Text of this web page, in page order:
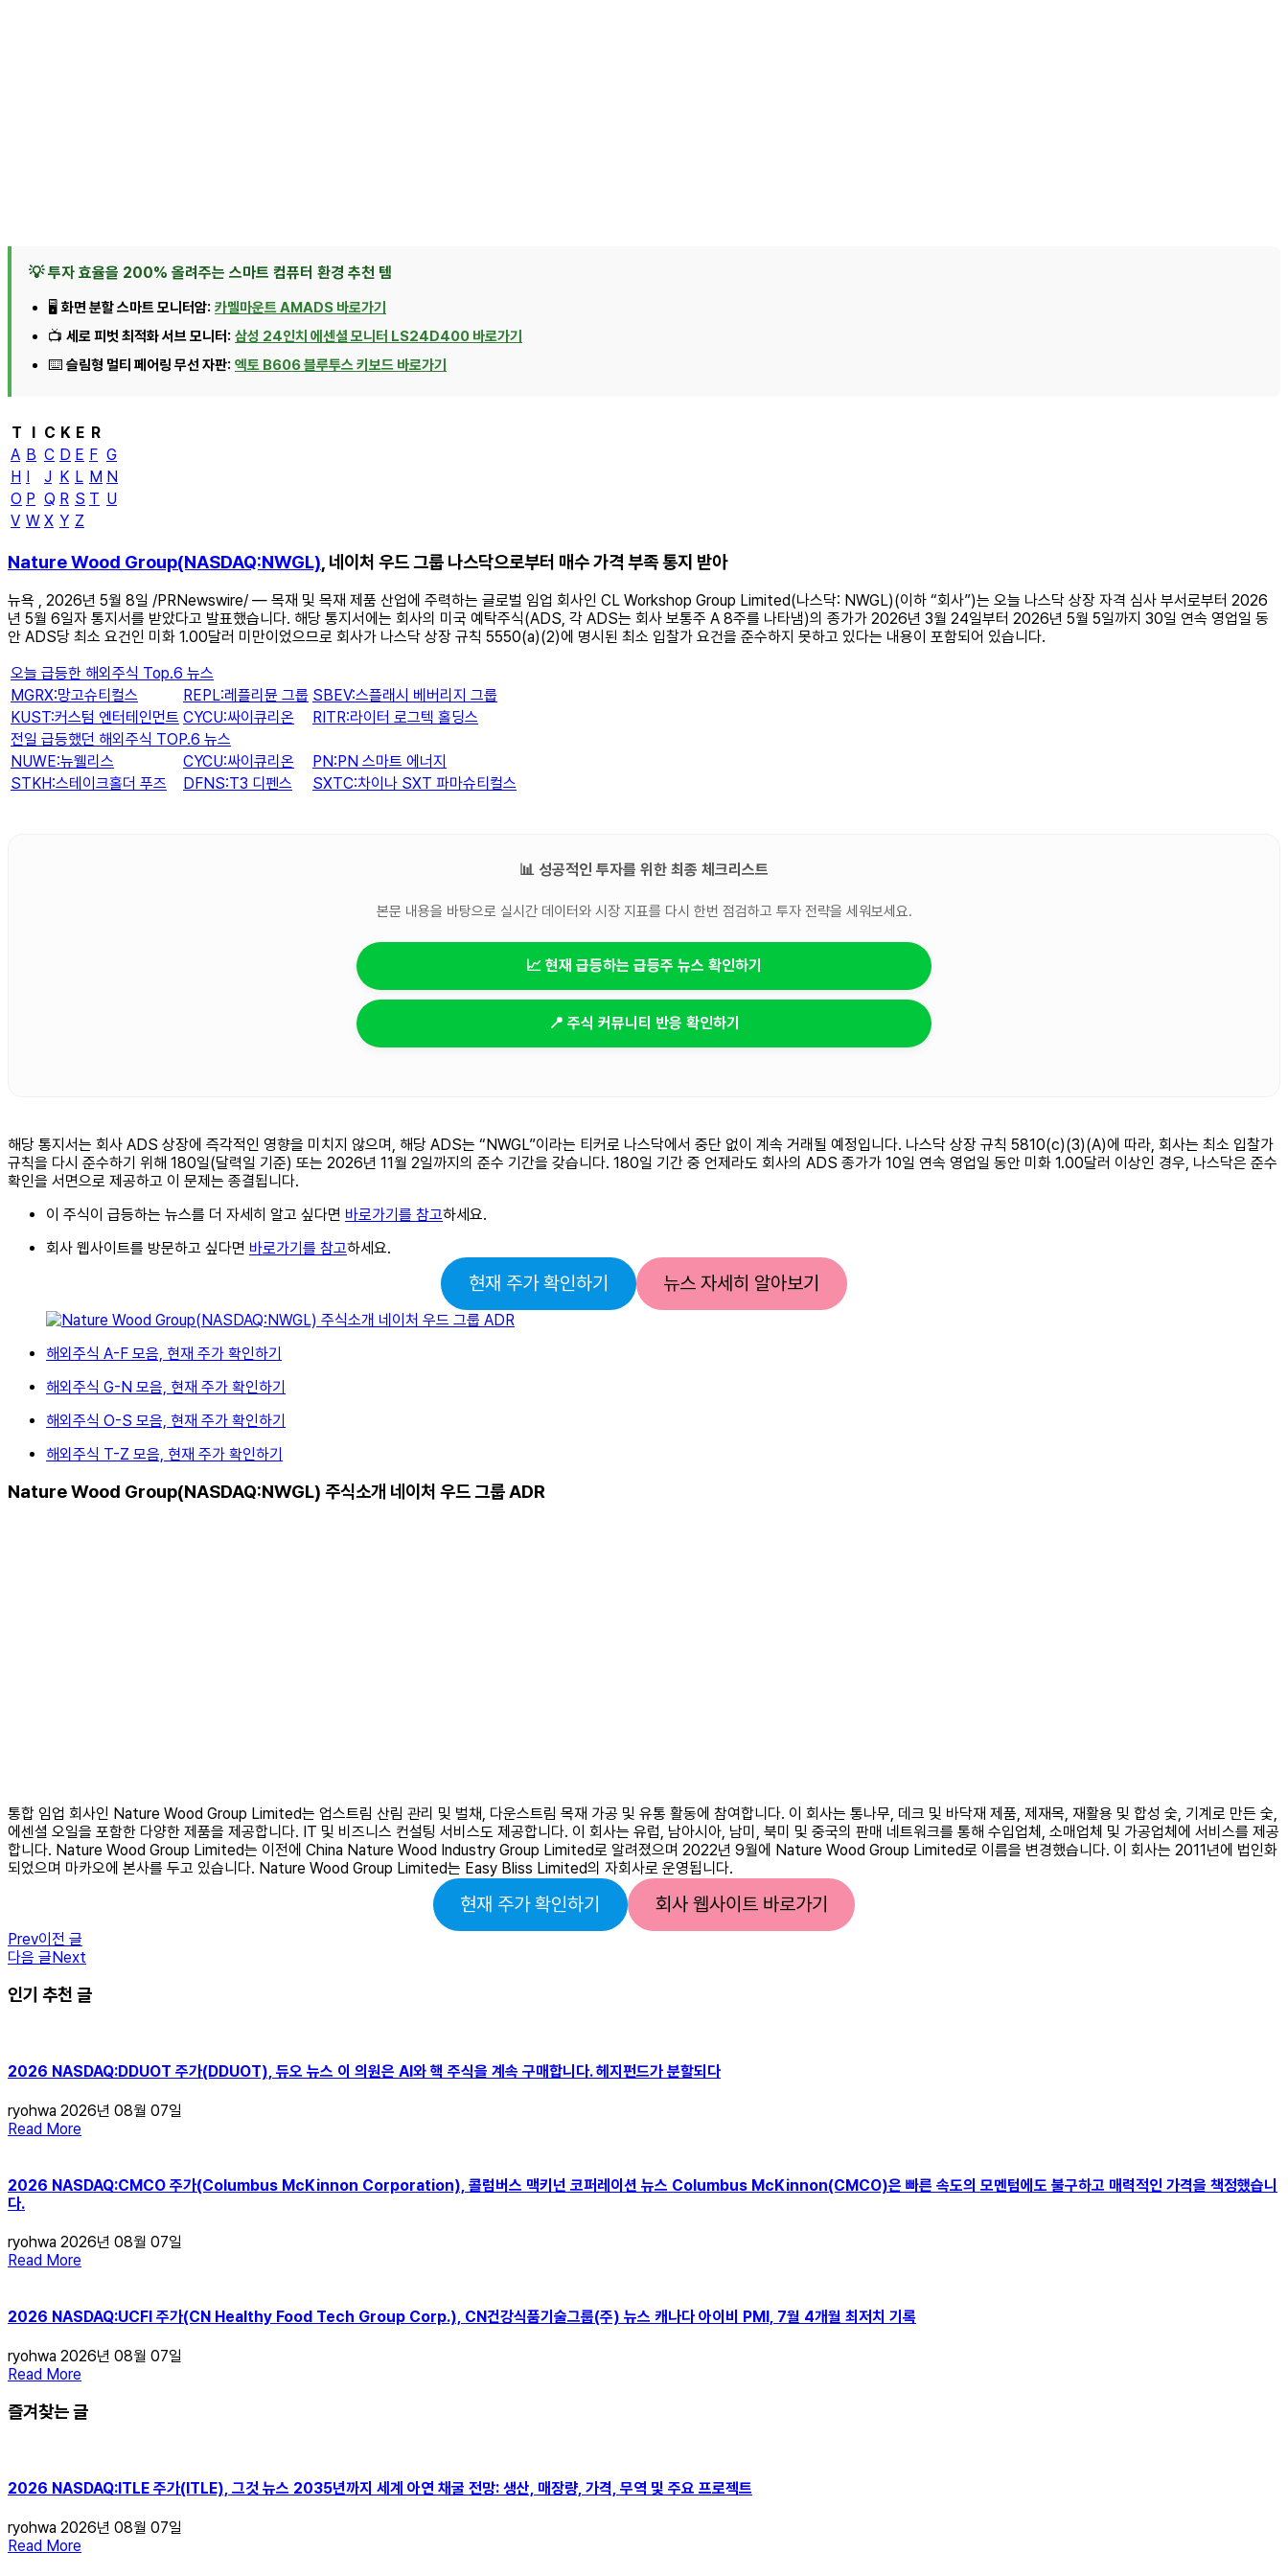
💡 투자 효율을 200% 올려주는 스마트 컴퓨터 환경 추천 템
🖥️ 화면 분할 스마트 모니터암: 카멜마운트 AMADS 바로가기
📺 세로 피벗 최적화 서브 모니터: 삼성 24인치 에센셜 모니터 LS24D400 바로가기
⌨️ 슬림형 멀티 페어링 무선 자판: 엑토 B606 블루투스 키보드 바로가기
T C K E R
A B C D E F G
H
J K L M N
O P Q R S T U
V W X Y Z
Nature Wood Group(NASDAQ:NWGL), 네이처 우드 그룹 나스닥으로부터 매수 가격 부족 통지 받아
뉴욕 , 2026년 5월 8일 /PRNewswire/ — 목재 및 목재 제품 산업에 주력하는 글로벌 임업 회사인 CL Workshop Group Limited(나스닥: NWGL)(이하 “회사”)는 오늘 나스닥 상장 자격 심사 부서로부터 2026
년 5월 6일자 통지서를 받았다고 발표했습니다. 해당 통지서에는 회사의 미국 예탁주식(ADS, 각 ADS는 회사 보통주 A 8주를 나타냄)의 종가가 2026년 3월 24일부터 2026년 5월 5일까지 30일 연속 영업일 동
안 ADS당 최소 요건인 미화 1.00달러 미만이었으므로 회사가 나스닥 상장 규칙 5550(a)(2)에 명시된 최소 입찰가 요건을 준수하지 못하고 있다는 내용이 포함되어 있습니다.
오늘 급등한 해외주식 Top.6 뉴스
MGRX:망고슈티컬스
REPL:레플리뮨 그룹 SBEV:스플래시 베버리지 그룹
KUST:커스텀 엔터테인먼트 CYCU:싸이큐리온
RITR:라이터 로그텍 홀딩스
전일 급등했던 해외주식 TOP.6 뉴스
NUWE:뉴웰리스
CYCU:싸이큐리온
PN:PN 스마트 에너지
STKH:스테이크홀더 푸즈
DFNS:T3 디펜스 SXTC:차이나 SXT 파마슈티컬스
📊 성공적인 투자를 위한 최종 체크리스트
본문 내용을 바탕으로 실시간 데이터와 시장 지표를 다시 한번 점검하고 투자 전략을 세워보세요.
📈 현재 급등하는 급등주 뉴스 확인하기
📍 주식 커뮤니티 반응 확인하기
해당 통지서는 회사 ADS 상장에 즉각적인 영향을 미치지 않으며, 해당 ADS는 “NWGL”이라는 티커로 나스닥에서 중단 없이 계속 거래될 예정입니다. 나스닥 상장 규칙 5810(c)(3)(A)에 따라, 회사는 최소 입찰가
규칙을 다시 준수하기 위해 180일(달력일 기준) 또는 2026년 11월 2일까지의 준수 기간을 갖습니다. 180일 기간 중 언제라도 회사의 ADS 종가가 10일 연속 영업일 동안 미화 1.00달러 이상인 경우, 나스닥은 준수
확인을 서면으로 제공하고 이 문제는 종결됩니다.
이 주식이 급등하는 뉴스를 더 자세히 알고 싶다면 바로가기를 참고하세요.
회사 웹사이트를 방문하고 싶다면 바로가기를 참고하세요.
현재 주가 확인하기 뉴스 자세히 알아보기
해외주식 A-F 모음, 현재 주가 확인하기
해외주식 G-N 모음, 현재 주가 확인하기
해외주식 O-S 모음, 현재 주가 확인하기
해외주식 T-Z 모음, 현재 주가 확인하기
Nature Wood Group(NASDAQ:NWGL) 주식소개 네이처 우드 그룹 ADR
통합 임업 회사인 Nature Wood Group Limited는 업스트림 산림 관리 및 벌채, 다운스트림 목재 가공 및 유통 활동에 참여합니다. 이 회사는 통나무, 데크 및 바닥재 제품, 제재목, 재활용 및 합성 숯, 기계로 만든 숯,
에센셜 오일을 포함한 다양한 제품을 제공합니다. IT 및 비즈니스 컨설팅 서비스도 제공합니다. 이 회사는 유럽, 남아시아, 남미, 북미 및 중국의 판매 네트워크를 통해 수입업체, 소매업체 및 가공업체에 서비스를 제공
합니다. Nature Wood Group Limited는 이전에 China Nature Wood Industry Group Limited로 알려졌으며 2022년 9월에 Nature Wood Group Limited로 이름을 변경했습니다. 이 회사는 2011년에 법인화
되었으며 마카오에 본사를 두고 있습니다. Nature Wood Group Limited는 Easy Bliss Limited의 자회사로 운영됩니다.
현재 주가 확인하기 회사 웹사이트 바로가기
Prev이전 글
다음 글Next
인기 추천 글
2026 NASDAQ:DDUOT 주가(DDUOT), 듀오 뉴스 이 의원은 AI와 핵 주식을 계속 구매합니다. 헤지펀드가 분할되다
ryohwa 2026년 08월 07일
Read More
2026 NASDAQ:CMCO 주가(Columbus McKinnon Corporation), 콜럼버스 맥키넌 코퍼레이션 뉴스 Columbus McKinnon(CMCO)은 빠른 속도의 모멘텀에도 불구하고 매력적인 가격을 책정했습니
다.
ryohwa 2026년 08월 07일
Read More
2026 NASDAQ:UCFI 주가(CN Healthy Food Tech Group Corp.), CN건강식품기술그룹(주) 뉴스 캐나다 아이비 PMI, 7월 4개월 최저치 기록
ryohwa 2026년 08월 07일
Read More
즐겨찾는 글
2026 NASDAQ:ITLE 주가(ITLE), 그것 뉴스 2035년까지 세계 아연 채굴 전망: 생산, 매장량, 가격, 무역 및 주요 프로젝트
ryohwa 2026년 08월 07일
Read More